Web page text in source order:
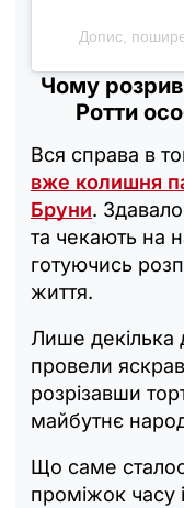
Допис,
Чому
Ротти
Вся справа в
вже колишня
Бруни.
та чекають на
готуючись
життя.
Лише декілька
провели
розрізавши
майбутнє
Що саме
проміжок часу